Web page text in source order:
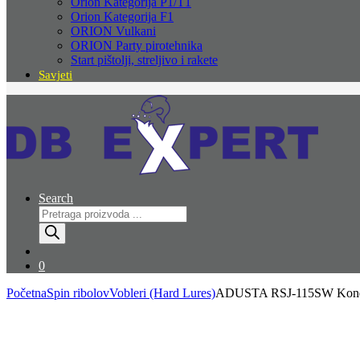
Orion Kategorija F1
ORION Vulkani
ORION Party pirotehnika
Start pištolji, streljivo i rakete
Savjeti
Search
Products
search
0
PočetnaSpin ribolovVobleri (Hard Lures)ADUSTA RSJ-115SW